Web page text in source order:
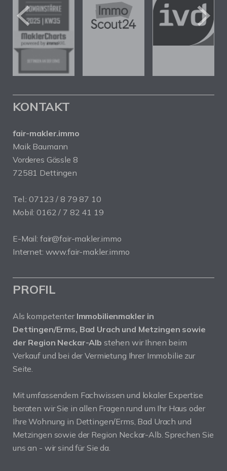
KONTAKT
fair-makler.immo
Maik Baumann
Vorderes Gässle 8
72581 Dettingen
Tel.: 07123 / 8 79 87 10
Mobil: 0162 / 7 82 41 19
E-Mail: fair@fair-makler.immo
Internet: www.fair-makler.immo
PROFIL
Als kompetenter Immobilienmakler in
Dettingen/Erms, Bad Urach und Metzingen sowie
der Region Neckar-Alb stehen wir Ihnen beim
Verkauf und bei der Vermietung Ihrer Immobilie zur
Seite.
Mit umfassendem Fachwissen und lokaler Expertise
beraten wir Sie in allen Fragen rund um Ihr Haus oder
Ihre Wohnung in Dettingen/Erms, Bad Urach und
Metzingen sowie der Region Neckar-Alb. Sprechen Sie
uns an - wir sind für Sie da.